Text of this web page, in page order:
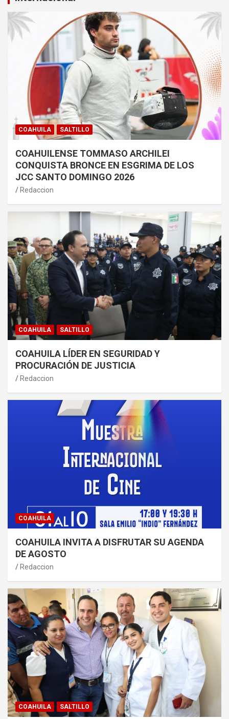
COAHUILA SALTILLO
COAHUILENSE TOMMASO ARCHILEI
CONQUISTA BRONCE EN ESGRIMA DE LOS
JCC SANTO DOMINGO 2026
Redaccion
COAHUILA SALTILLO
COAHUILA LÍDER EN SEGURIDAD Y
PROCURACIÓN DE JUSTICIA
Redaccion
COAHUILA
COAHUILA INVITA A DISFRUTAR SU AGENDA
DE AGOSTO
Redaccion
COAHUILA SALTILLO